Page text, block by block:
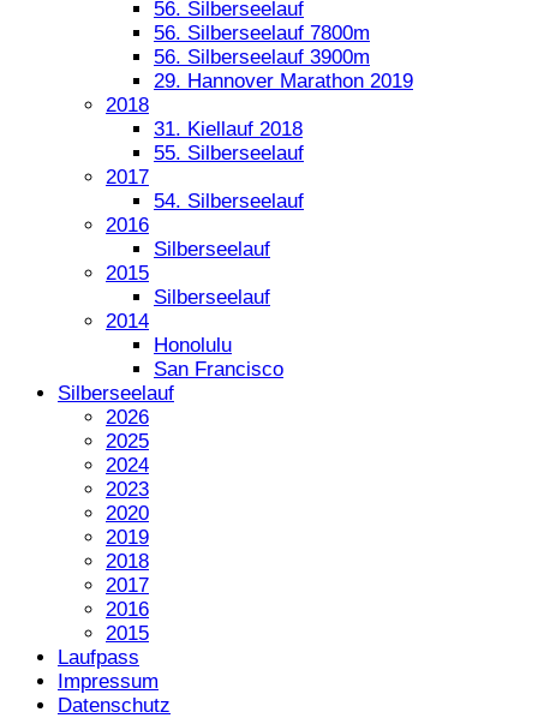
56. Silberseelauf
56. Silberseelauf 7800m
56. Silberseelauf 3900m
29. Hannover Marathon 2019
2018
31. Kiellauf 2018
55. Silberseelauf
2017
54. Silberseelauf
2016
Silberseelauf
2015
Silberseelauf
2014
Honolulu
San Francisco
Silberseelauf
2026
2025
2024
2023
2020
2019
2018
2017
2016
2015
Laufpass
Impressum
Datenschutz